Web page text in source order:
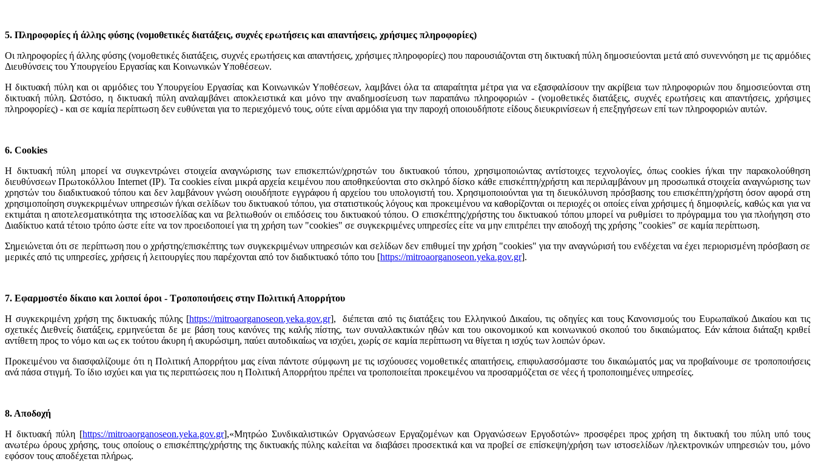
5. Πληροφορίες ή άλλης φύσης (νομοθετικές διατάξεις, συχνές ερωτήσεις και απαντήσεις, χρήσιμες πληροφορίες)
Οι πληροφορίες ή άλλης φύσης (νομοθετικές διατάξεις, συχνές ερωτήσεις και απαντήσεις, χρήσιμες πληροφορίες) που παρουσιάζονται στη δικτυακή πύλη δημοσιεύονται μετά από συνεννόηση με τις αρμόδιες
Διευθύνσεις του Υπουργείου Εργασίας και Κοινωνικών Υποθέσεων.
Η δικτυακή πύλη και οι αρμόδιες του Υπουργείου Εργασίας και Κοινωνικών Υποθέσεων, λαμβάνει όλα τα απαραίτητα μέτρα για να εξασφαλίσουν την ακρίβεια των πληροφοριών που δημοσιεύονται στη
δικτυακή πύλη. Ωστόσο, η δικτυακή πύλη αναλαμβάνει αποκλειστικά και μόνο την αναδημοσίευση των παραπάνω πληροφοριών - (νομοθετικές διατάξεις, συχνές ερωτήσεις και απαντήσεις, χρήσιμες
πληροφορίες) - και σε καμία περίπτωση δεν ευθύνεται για το περιεχόμενό τους, ούτε είναι αρμόδια για την παροχή οποιουδήποτε είδους διευκρινίσεων ή επεξηγήσεων επί των πληροφοριών αυτών.
6. Cookies
Η δικτυακή πύλη μπορεί να συγκεντρώνει στοιχεία αναγνώρισης των επισκεπτών/χρηστών του δικτυακού τόπου, χρησιμοποιώντας αντίστοιχες τεχνολογίες, όπως cookies ή/και την παρακολούθηση
διευθύνσεων Πρωτοκόλλου Internet (IP). Τα cookies είναι μικρά αρχεία κειμένου που αποθηκεύονται στο σκληρό δίσκο κάθε επισκέπτη/χρήστη και περιλαμβάνουν μη προσωπικά στοιχεία αναγνώρισης των
χρηστών του διαδικτυακού τόπου και δεν λαμβάνουν γνώση οιουδήποτε εγγράφου ή αρχείου του υπολογιστή του. Χρησιμοποιούνται για τη διευκόλυνση πρόσβασης του επισκέπτη/χρήστη όσον αφορά στη
χρησιμοποίηση συγκεκριμένων υπηρεσιών ή/και σελίδων του δικτυακού τόπου, για στατιστικούς λόγους και προκειμένου να καθορίζονται οι περιοχές οι οποίες είναι χρήσιμες ή δημοφιλείς, καθώς και για να
εκτιμάται η αποτελεσματικότητα της ιστοσελίδας και να βελτιωθούν οι επιδόσεις του δικτυακού τόπου. Ο επισκέπτης/χρήστης του δικτυακού τόπου μπορεί να ρυθμίσει το πρόγραμμα του για πλοήγηση στο
Διαδίκτυο κατά τέτοιο τρόπο ώστε είτε να τον προειδοποιεί για τη χρήση των "cookies" σε συγκεκριμένες υπηρεσίες είτε να μην επιτρέπει την αποδοχή της χρήσης "cookies" σε καμία περίπτωση.
Σημειώνεται ότι σε περίπτωση που ο χρήστης/επισκέπτης των συγκεκριμένων υπηρεσιών και σελίδων δεν επιθυμεί την χρήση "cookies" για την αναγνώρισή του ενδέχεται να έχει περιορισμένη πρόσβαση σε
μερικές από τις υπηρεσίες, χρήσεις ή λειτουργίες που παρέχονται από τον διαδικτυακό τόπο του [https://mitroaorganoseon.yeka.gov.gr].
7. Εφαρμοστέο δίκαιο και λοιποί όροι - Τροποποιήσεις στην Πολιτική Απορρήτου
Η συγκεκριμένη χρήση της δικτυακής πύλης [https://mitroaorganoseon.yeka.gov.gr], διέπεται από τις διατάξεις του Ελληνικού Δικαίου, τις οδηγίες και τους Κανονισμούς του Ευρωπαϊκού Δικαίου και τις
σχετικές Διεθνείς διατάξεις, ερμηνεύεται δε με βάση τους κανόνες της καλής πίστης, των συναλλακτικών ηθών και του οικονομικού και κοινωνικού σκοπού του δικαιώματος. Εάν κάποια διάταξη κριθεί
αντίθετη προς το νόμο και ως εκ τούτου άκυρη ή ακυρώσιμη, παύει αυτοδικαίως να ισχύει, χωρίς σε καμία περίπτωση να θίγεται η ισχύς των λοιπών όρων.
Προκειμένου να διασφαλίζουμε ότι η Πολιτική Απορρήτου μας είναι πάντοτε σύμφωνη με τις ισχύουσες νομοθετικές απαιτήσεις, επιφυλασσόμαστε του δικαιώματός μας να προβαίνουμε σε τροποποιήσεις
ανά πάσα στιγμή. Το ίδιο ισχύει και για τις περιπτώσεις που η Πολιτική Απορρήτου πρέπει να τροποποιείται προκειμένου να προσαρμόζεται σε νέες ή τροποποιημένες υπηρεσίες.
8. Αποδοχή
Η δικτυακή πύλη [https://mitroaorganoseon.yeka.gov.gr],«Μητρώο Συνδικαλιστικών Οργανώσεων Εργαζομένων και Οργανώσεων Εργοδοτών» προσφέρει προς χρήση τη δικτυακή του πύλη υπό τους
ανωτέρω όρους χρήσης, τους οποίους ο επισκέπτης/χρήστης της δικτυακής πύλης καλείται να διαβάσει προσεκτικά και να προβεί σε επίσκεψη/χρήση των ιστοσελίδων /ηλεκτρονικών υπηρεσιών του, μόνο
εφόσον τους αποδέχεται πλήρως.